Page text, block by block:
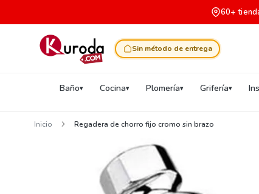
60+
Sin método de entrega
Baño Cocina Plomería Grifería
Inicio Regadera de chorro fijo cromo sin brazo